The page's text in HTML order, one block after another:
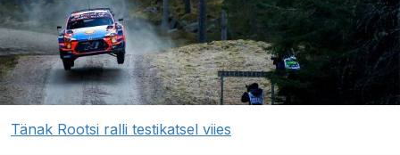
Tänak Rootsi ralli testikatsel viies